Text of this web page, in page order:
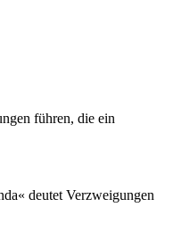
führen, die ein
deutet Verzweigungen